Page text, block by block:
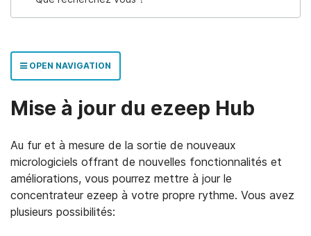
OPEN NAVIGATION
Mise à jour du ezeep Hub
Au fur et à mesure de la sortie de nouveaux
micrologiciels offrant de nouvelles fonctionnalités et
améliorations, vous pourrez mettre à jour le
concentrateur ezeep à votre propre rythme. Vous avez
plusieurs possibilités: